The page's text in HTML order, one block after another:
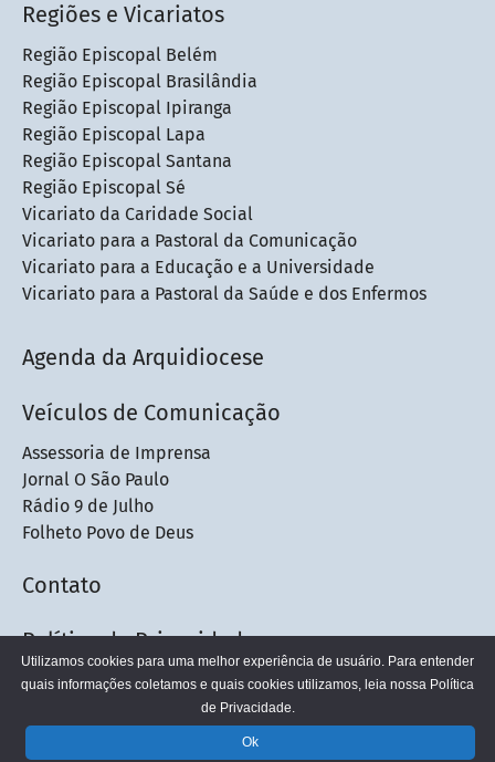
Regiões e Vicariatos
Região Episcopal Belém
Região Episcopal Brasilândia
Região Episcopal Ipiranga
Região Episcopal Lapa
Região Episcopal Santana
Região Episcopal Sé
Vicariato da Caridade Social
Vicariato para a Pastoral da Comunicação
Vicariato para a Educação e a Universidade
Vicariato para a Pastoral da Saúde e dos Enfermos
Agenda da Arquidiocese
Veículos de Comunicação
Assessoria de Imprensa
Jornal O São Paulo
Rádio 9 de Julho
Folheto Povo de Deus
Contato
Política de Privacidade
© 2026 - Arquidiocese de São Paulo
Ok
Utilizamos cookies para uma melhor experiência de usuário. Para entender
quais informações coletamos e quais cookies utilizamos, leia nossa Política
de Privacidade.